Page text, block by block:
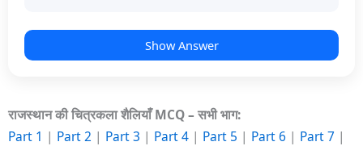
Show Answer
राजस्थान की चित्रकला शैलियाँ MCQ – सभी भाग:
Part 1 | Part 2 | Part 3 | Part 4 | Part 5 | Part 6 | Part 7 |